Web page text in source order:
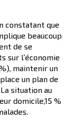
constatant que
beaucoup
de se
sur l’économie
maintenir un
un plan de
situation au
domicile,15 %